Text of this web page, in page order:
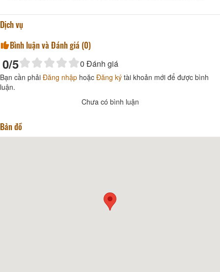
Dịch vụ
Bình luận và Đánh giá (0)
0/5 0 Đánh giá
Bạn cần phải Đăng nhập hoặc Đăng ký tài khoản mới để được bình
luận.
Chưa có bình luận
Bản đồ